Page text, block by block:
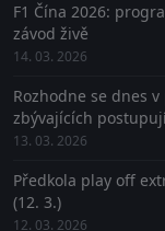
F1 Čína 2026:
závod živě
14. 03. 2026
Rozhodne se dnes
zbývajících
13. 03. 2026
Předkola play off
(12. 3.)
12. 03. 2026